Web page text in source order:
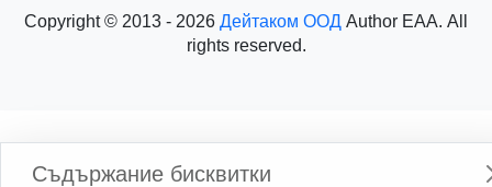
Съдържание бисквитки
Copyright © 2013 - 2026 Дейтаком ООД Author EAA. All
rights reserved.